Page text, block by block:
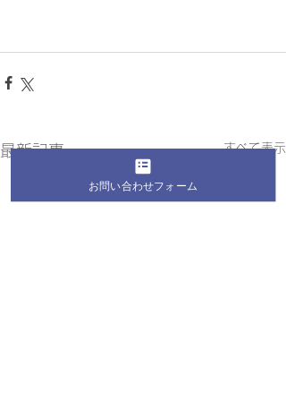
最新記事 すべて表示
お問い合わせフォーム